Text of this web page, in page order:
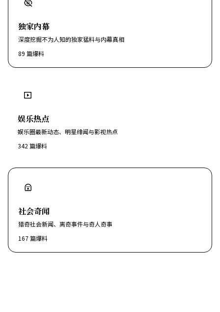
独家内幕
深度挖掘不为人知的独家猛料与内幕真相
89 篇爆料
娱乐热点
娱乐圈最新动态、明星绯闻与影视热点
342 篇爆料
社会奇闻
猎奇社会新闻、离奇事件与奇人奇事
167篇爆料